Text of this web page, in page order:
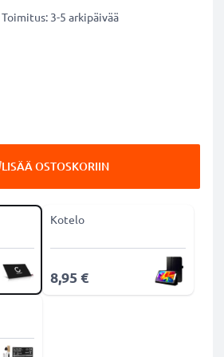
Toimitus: 3-5 arkipäivää
LISÄÄ OSTOSKORIIN
Kotelo
8,95 €